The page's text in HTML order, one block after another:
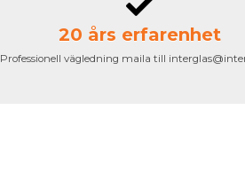
20 års erfarenhet
Professionell vägledning maila till